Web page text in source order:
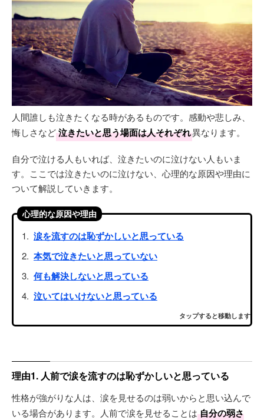
人間誰しも泣きたくなる時があるものです。感動や悲しみ、
悔しさなど泣きたいと思う場面は人それぞれ異なります。
自分で泣ける人もいれば、泣きたいのに泣けない人もいま
す。ここでは泣きたいのに泣けない、心理的な原因や理由に
ついて解説していきます。
心理的な原因や理由
涙を流すのは恥ずかしいと思っている
本気で泣きたいと思っていない
何も解決しないと思っている
泣いてはいけないと思っている
タップすると移動します
理由1. 人前で涙を流すのは恥ずかしいと思っている
性格が強がりな人は、涙を見せるのは弱いからと思い込んで
いる場合があります。人前で涙を見せることは 自分の弱さ